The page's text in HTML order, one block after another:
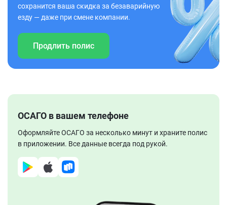
сохранится ваша скидка за безаварийную
езду — даже при смене компании.
Продлить полис
ОСАГО в вашем телефоне
Оформляйте ОСАГО за несколько минут и храните полис
в приложении. Все данные всегда под рукой.